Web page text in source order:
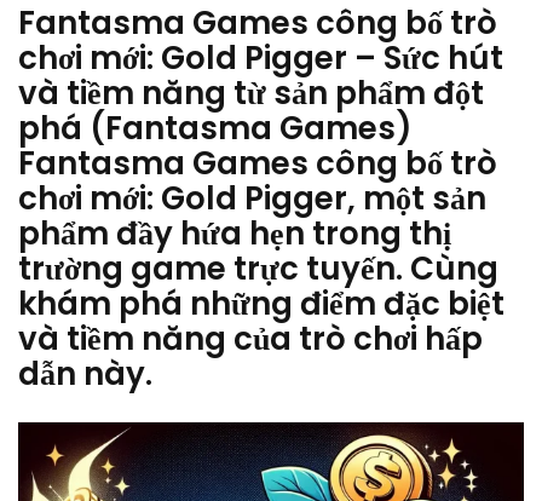
Fantasma Games công bố trò
chơi mới: Gold Pigger – Sức hút
và tiềm năng từ sản phẩm đột
phá (Fantasma Games)
Fantasma Games công bố trò
chơi mới: Gold Pigger, một sản
phẩm đầy hứa hẹn trong thị
trường game trực tuyến. Cùng
khám phá những điểm đặc biệt
và tiềm năng của trò chơi hấp
dẫn này.